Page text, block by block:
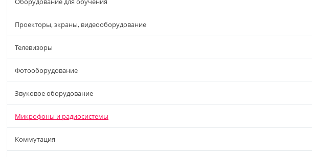
Проекторы, экраны, видеооборудование
Телевизоры
Фотооборудование
Звуковое оборудование
Микрофоны и радиосистемы
Коммутация